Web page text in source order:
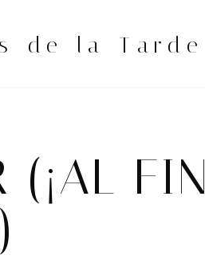
de la Tarde
(¡AL FIN